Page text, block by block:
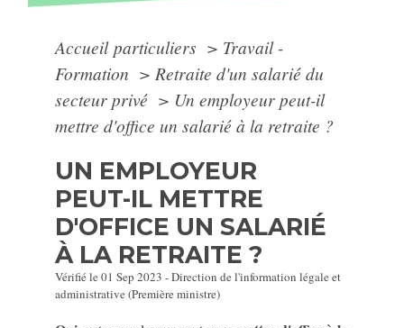
Accueil particuliers > Travail -
Formation > Retraite d'un salarié du
secteur privé > Un employeur peut-il
mettre d'office un salarié à la retraite ?
UN EMPLOYEUR
PEUT-IL METTRE
D'OFFICE UN SALARIÉ
À LA RETRAITE ?
Vérifié le 01 Sep 2023 - Direction de l'information légale et
administrative (Première ministre)